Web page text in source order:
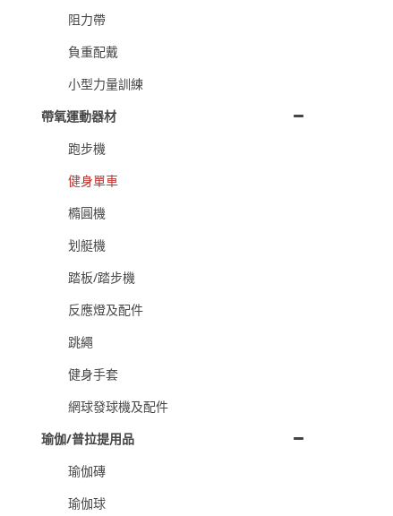
阻力帶
負重配戴
小型力量訓練
帶氧運動器材
跑步機
健身單車
橢圓機
划艇機
踏板/踏步機
反應燈及配件
跳繩
健身手套
網球發球機及配件
瑜伽/普拉提用品
瑜伽磚
瑜伽球